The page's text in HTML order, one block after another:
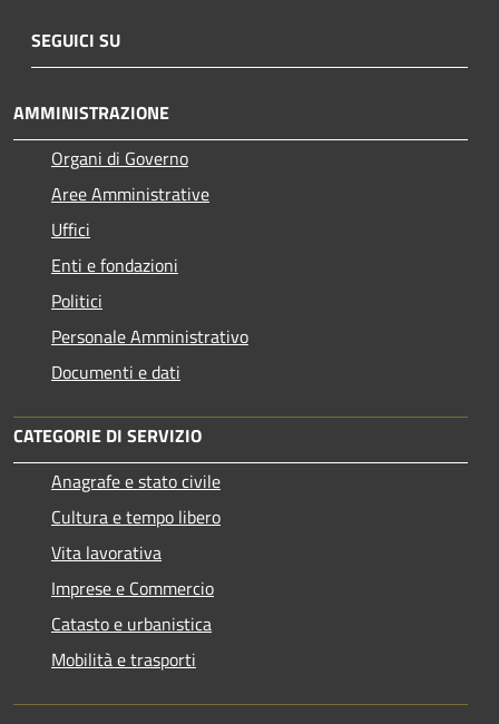
SEGUICI SU
AMMINISTRAZIONE
Organi di Governo
Aree Amministrative
Uffici
Enti e fondazioni
Politici
Personale Amministrativo
Documenti e dati
CATEGORIE DI SERVIZIO
Anagrafe e stato civile
Cultura e tempo libero
Vita lavorativa
Imprese e Commercio
Catasto e urbanistica
Mobilità e trasporti